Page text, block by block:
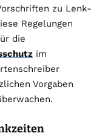
zu Lenk-
Regelungen
die
im
Vorgaben